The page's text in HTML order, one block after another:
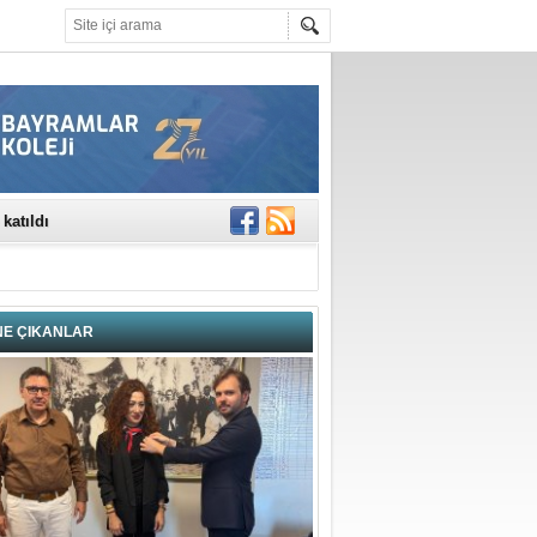
DOĞRU
Ercan Ekşi son
Selahattin
Değerli
10 Nokta
ÇIKANLAR